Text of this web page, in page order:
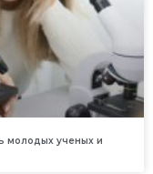
молодых ученых и